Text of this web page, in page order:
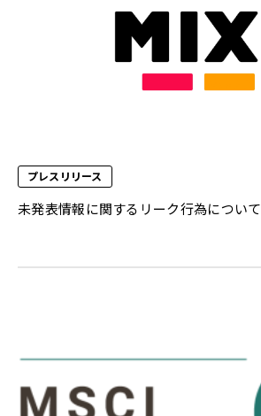
プレスリリース
未発表情報に関するリーク行為について